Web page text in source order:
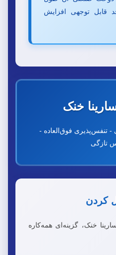
قابل توجهی افزایش
خنک
- تنفس‌پذیری فوق‌العاده -
تازگی
کردن
خنک، گزینه‌ای همه‌کاره